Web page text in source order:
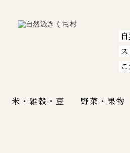
米・雑穀・豆 野菜・果物